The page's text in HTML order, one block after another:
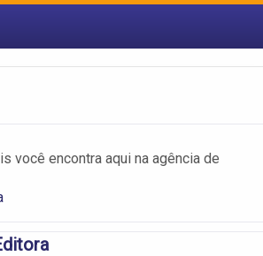
você encontra aqui na agência de